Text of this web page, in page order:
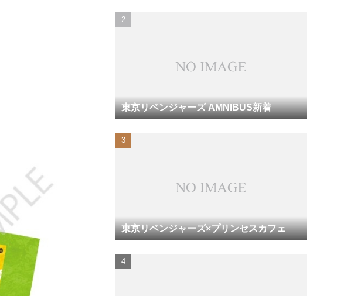
東京リベンジャーズ AMNIBUS新着
東京リベンジャーズ×プリンセスカフェ